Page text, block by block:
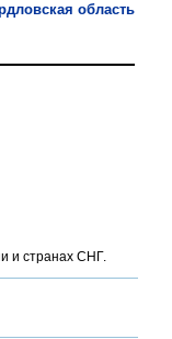
область
и странах СНГ.